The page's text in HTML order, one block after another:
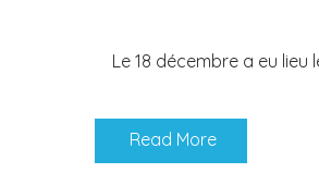
Le 18 décembre a eu
Read More